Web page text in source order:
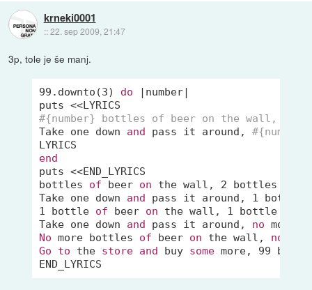
krneki0001
::22. sep 2009, 21:47
3p, tole je še manj.
99.downto(3) do | number|
#{number} bottles of beer on the wall,
Take one down and pass it around,
end
puts <<END_LYRICS
bottles of beer on the wall, 2 bottles
Take one down and pass it around, 1 bottle
1 bottle of beer on the wall, 1 bottle
Take one down and pass it around, no more
No more bottles of beer on the wall, no
Go
to the store and buy some more, 99